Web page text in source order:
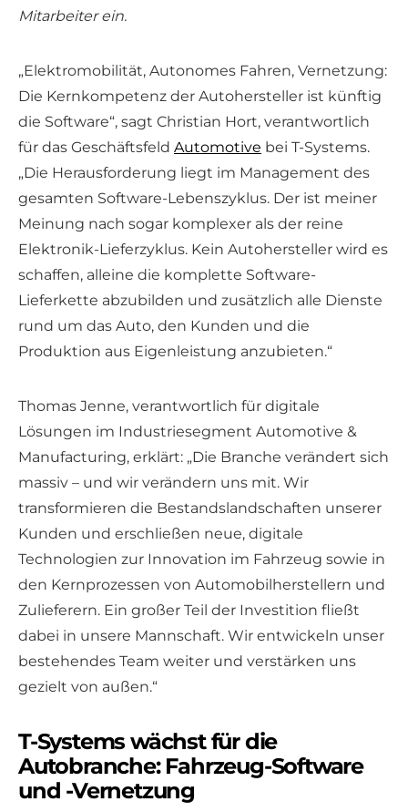
Mitarbeiter ein.
„Elektromobilität, Autonomes Fahren, Vernetzung:
Die Kernkompetenz der Autohersteller ist künftig
die Software“, sagt Christian Hort, verantwortlich
für das Geschäftsfeld Automotive bei T-Systems.
„Die Herausforderung liegt im Management des
gesamten Software-Lebenszyklus. Der ist meiner
Meinung nach sogar komplexer als der reine
Elektronik-Lieferzyklus. Kein Autohersteller wird es
schaffen, alleine die komplette Software-
Lieferkette abzubilden und zusätzlich alle Dienste
rund um das Auto, den Kunden und die
Produktion aus Eigenleistung anzubieten.“
Thomas Jenne, verantwortlich für digitale
Lösungen im Industriesegment Automotive &
Manufacturing, erklärt: „Die Branche verändert sich
massiv – und wir verändern uns mit. Wir
transformieren die Bestandslandschaften unserer
Kunden und erschließen neue, digitale
Technologien zur Innovation im Fahrzeug sowie in
den Kernprozessen von Automobilherstellern und
Zulieferern. Ein großer Teil der Investition fließt
dabei in unsere Mannschaft. Wir entwickeln unser
bestehendes Team weiter und verstärken uns
gezielt von außen.“
T-Systems wächst für die
Autobranche: Fahrzeug-Software
und -Vernetzung